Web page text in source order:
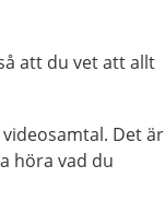
att du vet att allt
Det är
höra vad du